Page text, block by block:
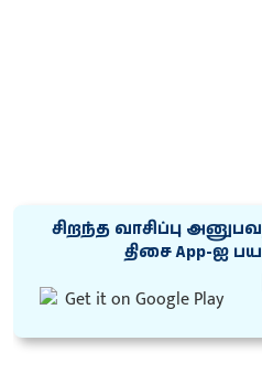
சிறந்த வாசிப்பு
திசை App-ஐ